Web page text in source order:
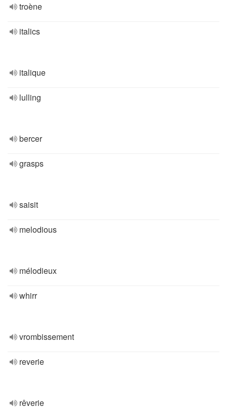
troène
italics
italique
lulling
bercer
grasps
saisit
melodious
mélodieux
whirr
vrombissement
reverie
rêverie